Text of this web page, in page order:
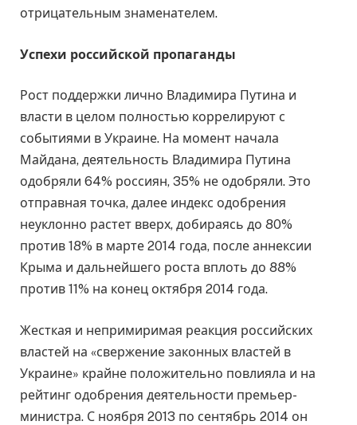
отрицательным знаменателем.
Успехи российской пропаганды
Рост поддержки лично Владимира Путина и
власти в целом полностью коррелируют с
событиями в Украине. На момент начала
Майдана, деятельность Владимира Путина
одобряли 64% россиян, 35% не одобряли. Это
отправная точка, далее индекс одобрения
неуклонно растет вверх, добираясь до 80%
против 18% в марте 2014 года, после аннексии
Крыма и дальнейшего роста вплоть до 88%
против 11% на конец октября 2014 года.
Жесткая и непримиримая реакция российских
властей на «свержение законных властей в
Украине» крайне положительно повлияла и на
рейтинг одобрения деятельности премьер-
министра. С ноября 2013 по сентябрь 2014 он